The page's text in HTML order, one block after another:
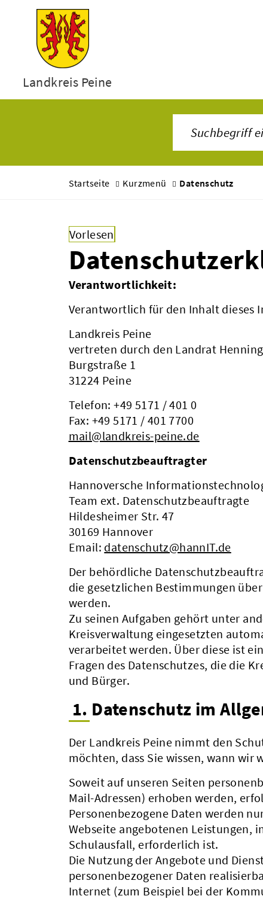
Landkreis Peine
Startseite Kurzmenü Datenschutz
Vorlesen
Verantwortlichkeit:
Verantwortlich für den Inhalt dieses
Landkreis Peine
vertreten durch den Landrat
Burgstraße 1
31224 Peine
Telefon: +49 5171 / 401 0
Fax: +49 5171 / 401 7700
mail@landkreis-peine.de
Datenschutzbeauftragter
Hannoversche
Team ext. Datenschutzbeauftragte
Hildesheimer Str. 47
30169 Hannover
Email: datenschutz@hannIT.de
Der behördliche
die gesetzlichen Bestimmungen
werden.
Zu seinen Aufgaben gehört unter
Kreisverwaltung eingesetzten
verarbeitet werden. Über diese ist
Fragen des Datenschutzes, die die
und Bürger.
1. Datenschutz im
Der Landkreis Peine nimmt den
möchten, dass Sie wissen, wann wir
Soweit auf unseren Seiten
Mail-Adressen) erhoben werden,
Personenbezogene Daten werden
Webseite angebotenen Leistungen,
Schulausfall, erforderlich ist.
Die Nutzung der Angebote und
personenbezogener Daten
Internet (zum Beispiel bei der